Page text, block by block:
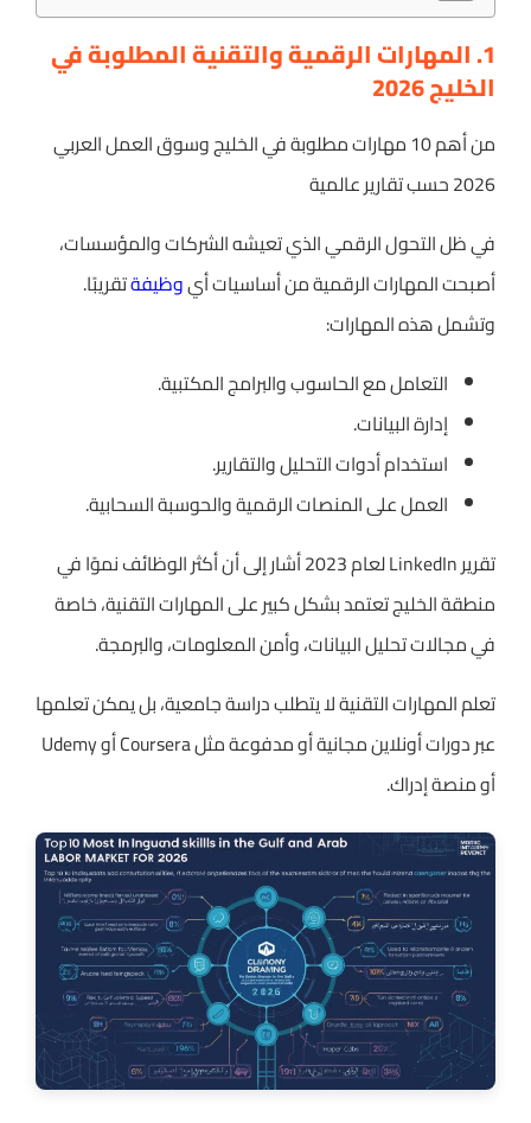
1. المهارات الرقمية والتقنية المطلوبة في
الخليج 2026
من أهم 10 مهارات مطلوبة في الخليج وسوق العمل العربي
2026 حسب تقارير عالمية
في ظل التحول الرقمي الذي تعيشه الشركات والمؤسسات،
أصبحت المهارات الرقمية من أساسيات أيوظيفةتقريبًا.
وتشمل هذه المهارات:
التعامل مع الحاسوب والبرامج المكتبية.
إدارة البيانات.
استخدام أدوات التحليل والتقارير.
العمل على المنصات الرقمية والحوسبة السحابية.
تقرير LinkedIn لعام 2023 أشار إلى أن أكثر الوظائف نموًا في
منطقة الخليج تعتمد بشكل كبير على المهارات التقنية، خاصة
في مجالات تحليل البيانات، وأمن المعلومات، والبرمجة.
تعلم المهارات التقنية لا يتطلب دراسة جامعية، بل يمكن تعلمها
عبر دورات أونلاين مجانية أو مدفوعة مثل Coursera أو Udemy
أو منصة إدراك.